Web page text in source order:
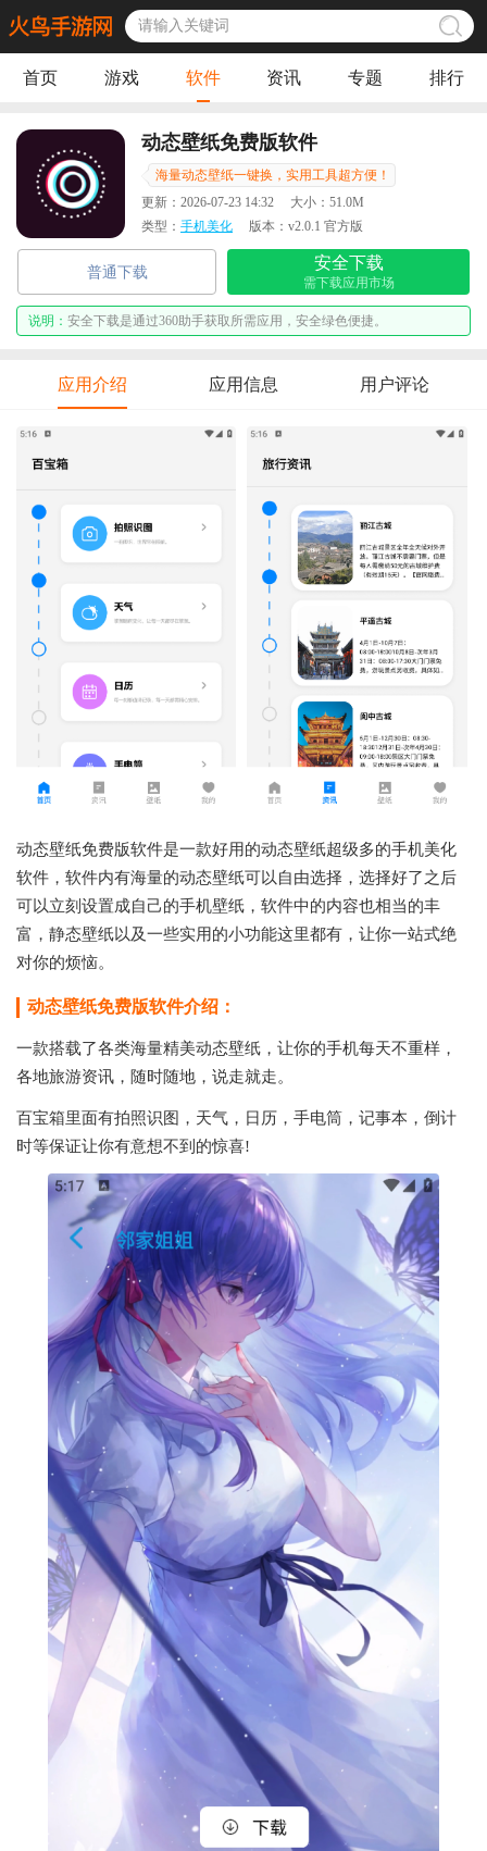
首页 游戏 软件 资讯 专题 排行
动态壁纸免费版软件
海量动态壁纸一键换，实用工具超方便！
更新： 2026-07-23 14:32 大小： 51.0M
类型： 手机美化 版本： v2.0.1 官方版
普通下载
安全下载
需下载应用市场
说明： 安全下载是通过360助手获取所需应用，安全绿色便捷。
应用介绍 应用信息 用户评论
动态壁纸免费版软件是一款好用的动态壁纸超级多的手机美化
软件，软件内有海量的动态壁纸可以自由选择，选择好了之后
可以立刻设置成自己的手机壁纸，软件中的内容也相当的丰
富，静态壁纸以及一些实用的小功能这里都有，让你一站式绝
对你的烦恼。
动态壁纸免费版软件介绍：
一款搭载了各类海量精美动态壁纸，让你的手机每天不重样，
各地旅游资讯，随时随地，说走就走。
百宝箱里面有拍照识图，天气，日历，手电筒，记事本，倒计
时等保证让你有意想不到的惊喜!